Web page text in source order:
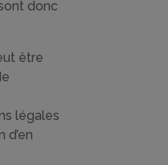
donc
être
légales